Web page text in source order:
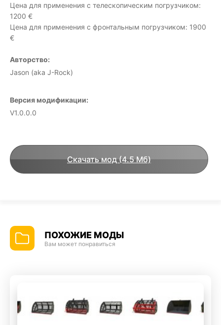
Цена для применения с телескопическим погрузчиком:
1200 €
Цена для применения с фронтальным погрузчиком: 1900
€
Авторство:
Jason (aka J-Rock)
Версия модификации:
V1.0.0.0
Скачать мод (4.5 Мб)
ПОХОЖИЕ МОДЫ
Вам может понравиться